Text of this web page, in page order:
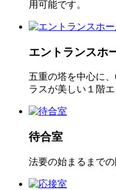
用可能です。
エントランスホ
五重の塔を中心に
ラスが美しい１階
待合室
法要の始まるまで